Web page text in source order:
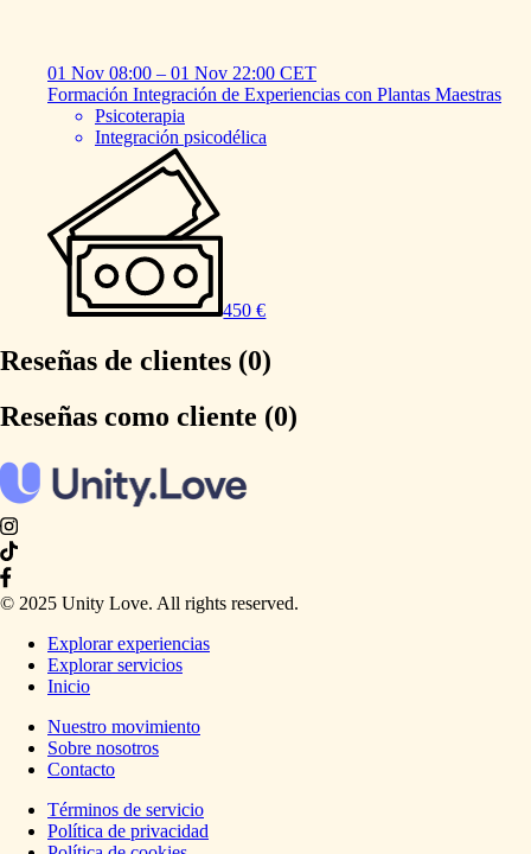
01 Nov 08:00 – 01 Nov 22:00 CET
Formación Integración de Experiencias con Plantas Maestras
Psicoterapia
Integración psicodélica
450 €
Reseñas de clientes (0)
Reseñas como cliente (0)
© 2025 Unity Love. All rights reserved.
Explorar experiencias
Explorar servicios
Inicio
Nuestro movimiento
Sobre nosotros
Contacto
Términos de servicio
Política de privacidad